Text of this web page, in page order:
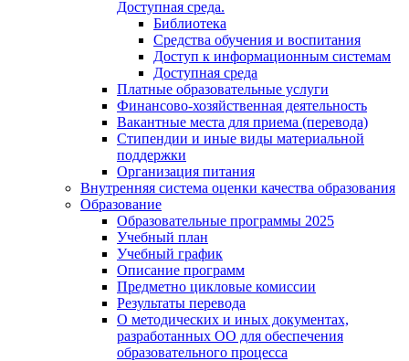
Доступная среда.
Библиотека
Средства обучения и воспитания
Доступ к информационным системам
Доступная среда
Платные образовательные услуги
Финансово-хозяйственная деятельность
Вакантные места для приема (перевода)
Стипендии и иные виды материальной
поддержки
Организация питания
Внутренняя система оценки качества образования
Образование
Образовательные программы 2025
Учебный план
Учебный график
Описание программ
Предметно цикловые комиссии
Результаты перевода
О методических и иных документах,
разработанных ОО для обеспечения
образовательного процесса